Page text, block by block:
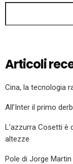
Articoli
Cina, la tecnologia
All’Inter il primo
L’azzurra Cosetti è
altezze
Pole di Jorge